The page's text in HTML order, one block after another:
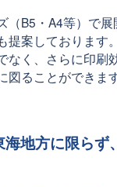
（B5・A4等）で
提案しております
なく、さらに印刷
図ることができます
海地方に限らず